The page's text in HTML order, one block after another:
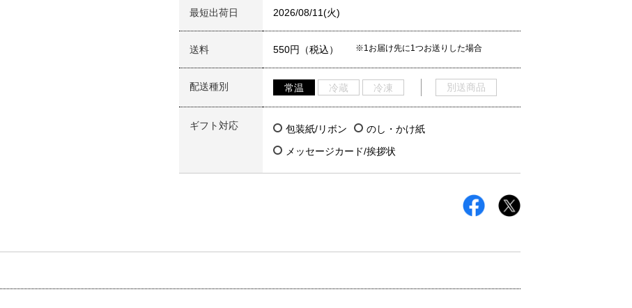
最短出荷日 2026/08/11(火)
送料 550円（税込） ※1お届け先に1つお送りした場合
配送種別 常温 冷蔵 冷凍 別送商品
ギフト対応 包装紙/リボン
のし・かけ紙
メッセージカード/挨拶状